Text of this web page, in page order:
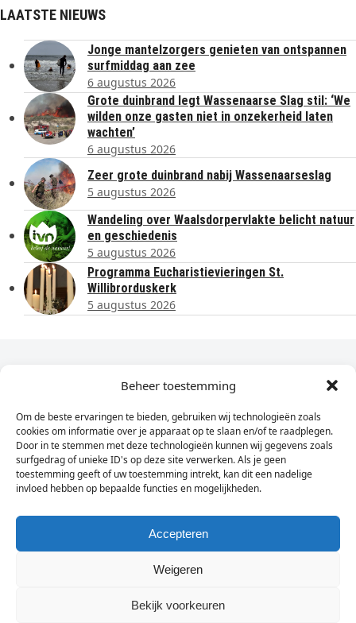
Beheer toestemming
Om de beste ervaringen te bieden, gebruiken wij technologieën zoals
cookies om informatie over je apparaat op te slaan en/of te raadplegen.
Door in te stemmen met deze technologieën kunnen wij gegevens zoals
surfgedrag of unieke ID's op deze site verwerken. Als je geen
toestemming geeft of uw toestemming intrekt, kan dit een nadelige
invloed hebben op bepaalde functies en mogelijkheden.
Accepteren
Weigeren
Bekijk voorkeuren
LAATSTE NIEUWS
Jonge mantelzorgers genieten van ontspannen
surfmiddag aan zee
6 augustus 2026
Grote duinbrand legt Wassenaarse Slag stil: ‘We
wilden onze gasten niet in onzekerheid laten
wachten’
6 augustus 2026
Zeer grote duinbrand nabij Wassenaarseslag
5 augustus 2026
Wandeling over Waalsdorpervlakte belicht natuur
en geschiedenis
5 augustus 2026
Programma Eucharistievieringen St.
Willibrorduskerk
5 augustus 2026
Dagelijks het laatste nieuws in je e-mail?
Vul
hier
je
e-
mailadres
in
Sign Up